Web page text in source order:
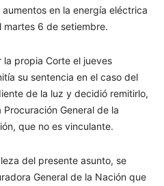
en la energía eléctrica
6 de setiembre.
propia Corte el jueves
su sentencia en el caso del
de la luz y decidió remitirlo,
General de la
que no es vinculante.
del presente asunto, se
General de la Nación que